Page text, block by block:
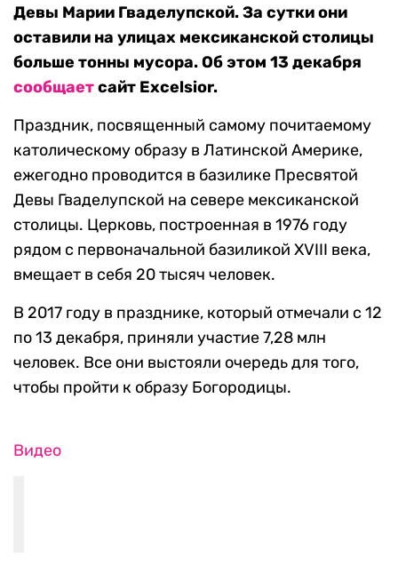
Девы Марии Гваделупской. За сутки они
оставили на улицах мексиканской столицы
больше тонны мусора. Об этом 13 декабря
сообщаетсайт Excelsior.
Праздник, посвященный самому почитаемому
католическому образу в Латинской Америке,
ежегодно проводится в базилике Пресвятой
Девы Гваделупской на севере мексиканской
столицы. Церковь, построенная в 1976 году
рядом с первоначальной базиликой XVIII века,
вмещает в себя 20 тысяч человек.
В 2017 году в празднике, который отмечали с 12
по 13 декабря, приняли участие 7,28 млн
человек. Все они выстояли очередь для того,
чтобы пройти к образу Богородицы.
Видео